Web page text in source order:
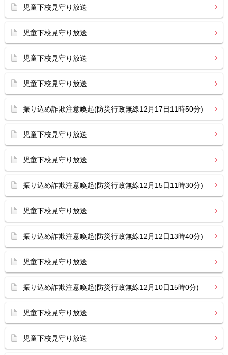
児童下校見守り放送
児童下校見守り放送
児童下校見守り放送
児童下校見守り放送
振り込め詐欺注意喚起(防災行政無線12月17日11時50分)
児童下校見守り放送
児童下校見守り放送
振り込め詐欺注意喚起(防災行政無線12月15日11時30分)
児童下校見守り放送
振り込め詐欺注意喚起(防災行政無線12月12日13時40分)
児童下校見守り放送
振り込め詐欺注意喚起(防災行政無線12月10日15時0分)
児童下校見守り放送
児童下校見守り放送